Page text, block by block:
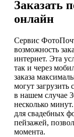
Заказать
онлайн
Сервис
возможность
интернет. Эта
так и через
заказа
могут
в нашем случае
несколько
для свадебных
пейзажей,
момента.